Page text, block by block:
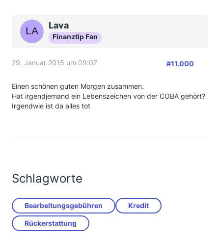
Lava
Finanztip Fan
29. Januar 2015 um 09:07 #11.000
Einen schönen guten Morgen zusammen.
Hat irgendjemand ein Lebenszeichen von der COBA gehört?
Irgendwie ist da alles tot
Schlagworte
Bearbeitungsgebühren Kredit
Rückerstattung